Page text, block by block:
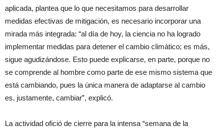
aplicada, plantea que lo que necesitamos para desarrollar
medidas efectivas de mitigación, es necesario incorporar una
mirada más integrada: “al día de hoy, la ciencia no ha logrado
implementar medidas para detener el cambio climático; es más,
sigue agudizándose. Esto puede explicarse, en parte, porque no
se comprende al hombre como parte de ese mismo sistema que
está cambiando, pues la única manera de adaptarse al cambio
es, justamente, cambiar”, explicó.
La actividad ofició de cierre para la intensa “semana de la